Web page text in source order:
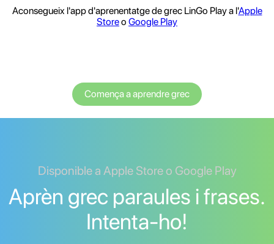
Aconsegueix l'app d'aprenentatge de grec LinGo Play a l'Apple
Storeo Google Play
Comença a aprendre grec
Disponible a Apple Store o Google Play
Aprèn grec paraules i frases.
Intenta-ho!